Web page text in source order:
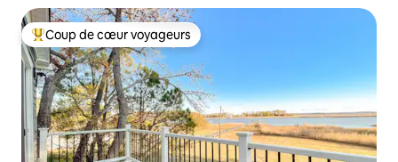
Coups de cœur voyageurs les plus appréciés
Coup de cœur voyageurs